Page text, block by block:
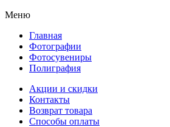
Меню
Главная
Фотографии
Фотосувениры
Полиграфия
Акции и скидки
Контакты
Возврат товара
Способы оплаты